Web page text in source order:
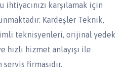
ihtiyacınızı karşılamak için
Kardeşler Teknik,
teknisyenleri, orijinal yedek
hızlı hizmet anlayışı ile
firmasıdır.